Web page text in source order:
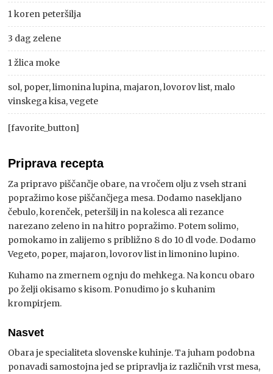
1 koren peteršilja
3 dag zelene
1 žlica moke
sol, poper, limonina lupina, majaron, lovorov list, malo
vinskega kisa, vegete
[favorite_button]
Priprava recepta
Za pripravo piščančje obare, na vročem olju z vseh strani
popražimo kose piščančjega mesa. Dodamo nasekljano
čebulo, korenček, peteršilj in na kolesca ali rezance
narezano zeleno in na hitro popražimo. Potem solimo,
pomokamo in zalijemo s približno 8 do 10 dl vode. Dodamo
Vegeto, poper, majaron, lovorov list in limonino lupino.
Kuhamo na zmernem ognju do mehkega. Na koncu obaro
po želji okisamo s kisom. Ponudimo jo s kuhanim
krompirjem.
Nasvet
Obara je specialiteta slovenske kuhinje. Ta juham podobna
ponavadi samostojna jed se pripravlja iz različnih vrst mesa,